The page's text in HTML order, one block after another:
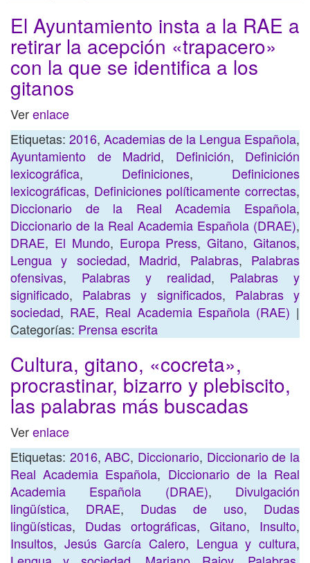
El Ayuntamiento insta a la RAE a
retirar la acepción «trapacero»
con la que se identifica a los
gitanos
Verenlace
Etiquetas: 2016, Academias de la Lengua Española,
Ayuntamiento de Madrid, Definición, Definición
lexicográfica, Definiciones, Definiciones
lexicográficas, Definiciones políticamente correctas,
Diccionario de la Real Academia Española,
Diccionario de la Real Academia Española (DRAE),
DRAE, El Mundo, Europa Press,Gitano,Gitanos,
Lengua y sociedad, Madrid, Palabras, Palabras
ofensivas, Palabras y realidad, Palabras y
significado, Palabras y significados, Palabras y
sociedad, RAE, Real Academia Española (RAE) |
Categorías: Prensa escrita
Cultura, gitano, «cocreta»,
procrastinar, bizarro y plebiscito,
las palabras más buscadas
Verenlace
Etiquetas: 2016,ABC, Diccionario, Diccionario de la
Real Academia Española, Diccionario de la Real
Academia Española (DRAE), Divulgación
lingüística, DRAE, Dudas de uso, Dudas
lingüísticas, Dudas ortográficas, Gitano, Insulto,
Insultos, Jesús García Calero, Lengua y cultura,